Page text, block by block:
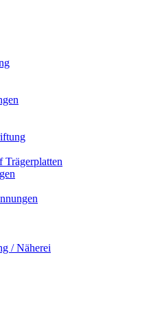
Trägerplatten
/ Näherei